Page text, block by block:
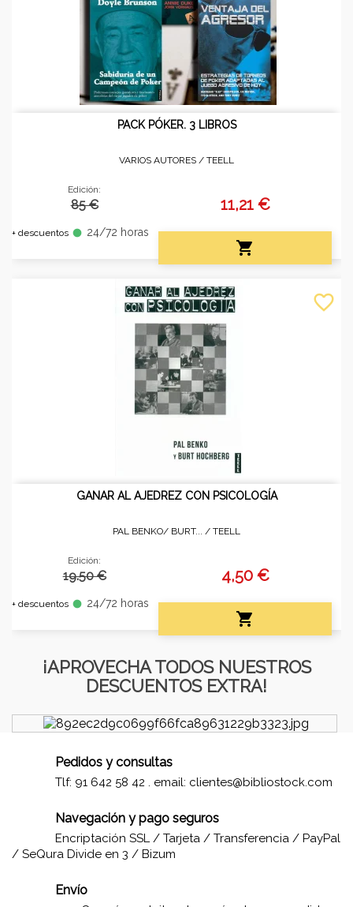
PACK PÓKER. 3 LIBROS
VARIOS AUTORES / TEELL
Edición:
85 €
+ descuentos fiber_manual_record 24/72 horas
11,21 €

GANAR AL AJEDREZ CON PSICOLOGÍA
PAL BENKO/ BURT... / TEELL
Edición:
19.50 €
+ descuentos fiber_manual_record 24/72 horas
4,50 €

favorite_border
¡APROVECHA TODOS NUESTROS
DESCUENTOS EXTRA!
Pedidos y consultas
Tlf: 91 642 58 42 . email: clientes@bibliostock.com
Navegación y pago seguros
Encriptación SSL / Tarjeta / Transferencia / PayPal
/ SeQura Divide en 3 / Bizum
Envío